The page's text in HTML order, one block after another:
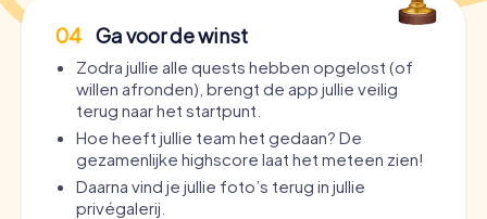
04 Ga voor de winst
Zodra jullie alle quests hebben opgelost (of
willen afronden), brengt de app jullie veilig
terug naar het startpunt.
Hoe heeft jullie team het gedaan? De
gezamenlijke highscore laat het meteen zien!
Daarna vind je jullie foto’s terug in jullie
privégalerij.